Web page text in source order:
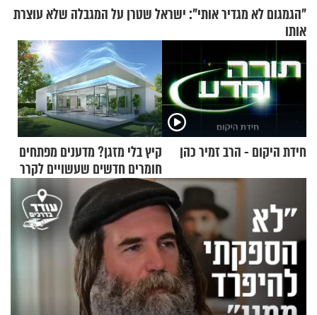
"הגמגום לא מגדיר אותי": ישראל שטרן על המגבלה שלא עוצרת
אותו
חידת היקום - הרב זמיר כהן
קיץ בלי מזגן? מדענים מפתחים
חומרים חדשים שעשויים לקרר
בתים